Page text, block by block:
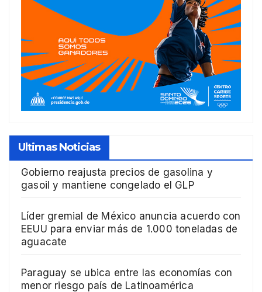
Ultimas Noticias
Gobierno reajusta precios de gasolina y
gasoil y mantiene congelado el GLP
Líder gremial de México anuncia acuerdo con
EEUU para enviar más de 1.000 toneladas de
aguacate
Paraguay se ubica entre las economías con
menor riesgo país de Latinoamérica